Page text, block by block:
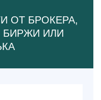
ОТ БРОКЕРА,
БИРЖИ ИЛИ